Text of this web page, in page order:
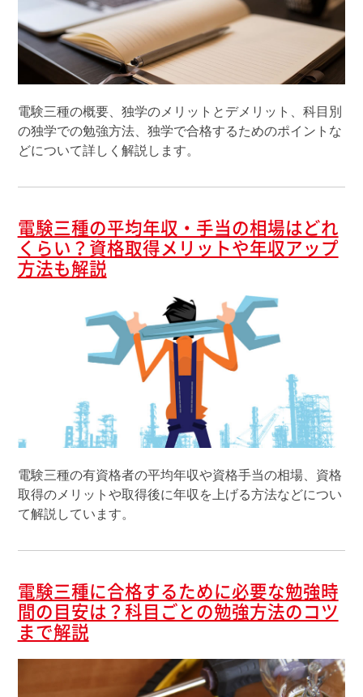
電験三種の概要、独学のメリットとデメリット、科目別
の独学での勉強方法、独学で合格するためのポイントな
どについて詳しく解説します。
電験三種の平均年収・手当の相場はどれ
くらい？資格取得メリットや年収アップ
方法も解説
電験三種の有資格者の平均年収や資格手当の相場、資格
取得のメリットや取得後に年収を上げる方法などについ
て解説しています。
電験三種に合格するために必要な勉強時
間の目安は？科目ごとの勉強方法のコツ
まで解説